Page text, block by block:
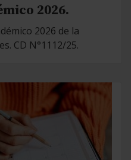
2026.
2026 de la
CD N°1112/25.